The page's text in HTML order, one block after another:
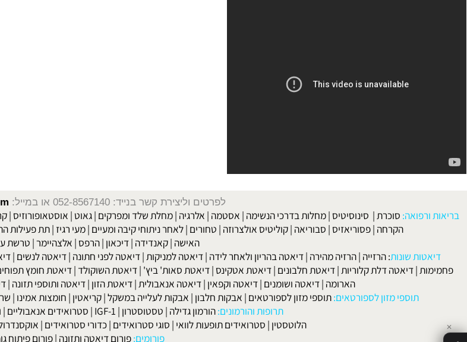
לפרטים וליצירת קשר בנייד: 052-8567140 או במייל:
|מחלת שלד ומפרקים|גאוט|אוסטאופורוזיס|קרוהן
הקרחה|פסוריאזיס|סבוריאה|קוליטיס אולצרוזה|טחורים|לאחר ניתוחי קיבה ומעיים| מעי רגיז |תת פעילות
האישה|קאנדידה|דיכאון|הרפס|אלצהיימר|טרשת
הרזיה מהירה|דיאטה בהריון ולאחר לידה |דיאטה למניקות|דיאטה לפני חתונה |דיאטה לנשים|
דיאטה דלת קלוריות|דיאטת חלבונים|דיאטת אטקינס|דיאטת סאות' ביץ'|דיאטת השוקולד|דיאטת חומץ תפוחים|
|דיאטה וקפאין|דיאטה אנאבולית|דיאטת הזון|דיאטה ותוספי תזונה|
תוספי מזון לספורטאים:
תוספי מזון לספורטאים| אבקות חלבון|אבקות לעלייה במשקל|קריאטין|חומצות אמינו|שרפת